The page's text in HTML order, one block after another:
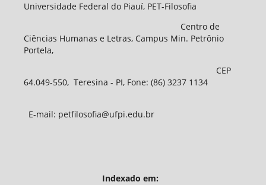
Universidade Federal do Piauí, PET-Filosofia
Centro de
Ciências Humanas e Letras, Campus Min. Petrônio
Portela,
CEP
64.049-550, Teresina - PI, Fone: (86) 3237 1134
E-mail: petfilosofia@ufpi.edu.br
Indexado em: